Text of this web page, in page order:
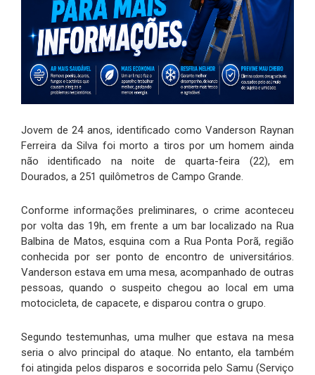
Jovem de 24 anos, identificado como Vanderson Raynan
Ferreira da Silva foi morto a tiros por um homem ainda
não identificado na noite de quarta-feira (22), em
Dourados, a 251 quilômetros de Campo Grande.
Conforme informações preliminares, o crime aconteceu
por volta das 19h, em frente a um bar localizado na Rua
Balbina de Matos, esquina com a Rua Ponta Porã, região
conhecida por ser ponto de encontro de universitários.
Vanderson estava em uma mesa, acompanhado de outras
pessoas, quando o suspeito chegou ao local em uma
motocicleta, de capacete, e disparou contra o grupo.
Segundo testemunhas, uma mulher que estava na mesa
seria o alvo principal do ataque. No entanto, ela também
foi atingida pelos disparos e socorrida pelo Samu (Serviço